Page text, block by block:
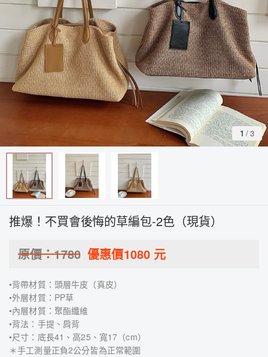
1 /3
推爆！不買會後悔的草編包-2色（現貨）
原價：1780 優惠價1080 元
•背帶材質：頭層牛皮（真皮）
•外層材質：PP草
•內層材質：聚酯纖維
•背法：手提、肩背
•尺寸：底長41、高25、寬17（cm）
＊手工測量正負2公分皆為正常範圍